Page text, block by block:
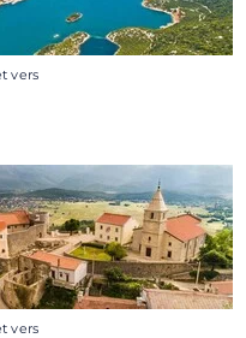
vers
vers